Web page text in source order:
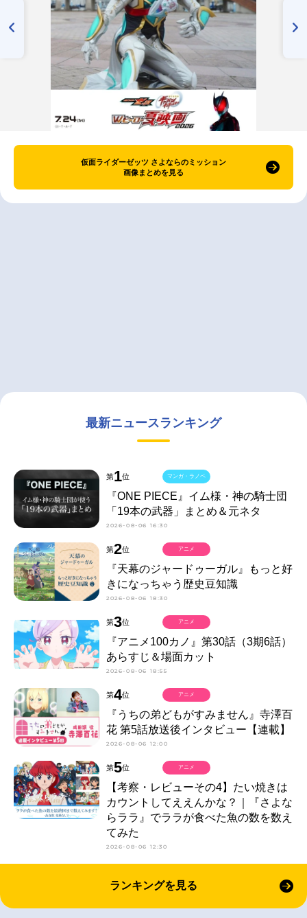
仮面ライダーゼッツ さよならのミッション
画像まとめを見る
最新ニュースランキング
第1位
『ONE PIECE』イム様・神の騎士団
「19本の武器」まとめ＆元ネタ
2026-08-06 16:30
マンガ・ラノベ
第2位
『天幕のジャードゥーガル』もっと好
きになっちゃう歴史豆知識
2026-08-06 18:30
アニメ
第3位
『アニメ100カノ』第30話（3期6話）
あらすじ＆場面カット
2026-08-06 18:55
アニメ
第4位
『うちの弟どもがすみません』寺澤百
花 第5話放送後インタビュー【連載】
2026-08-06 12:00
アニメ
第5位
【考察・レビューその4】たい焼きは
カウントしてええんかな？｜『さよな
らララ』でララが食べた魚の数を数え
てみた
2026-08-06 12:30
アニメ
ランキングを見る